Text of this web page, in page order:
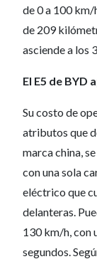
de 0 a 100 km/
de 209
asciende a los
El E5 de BYD
Su costo de
atributos que
marca china,
con una sola
eléctrico que
delanteras.
130 km/h, con
segundos.